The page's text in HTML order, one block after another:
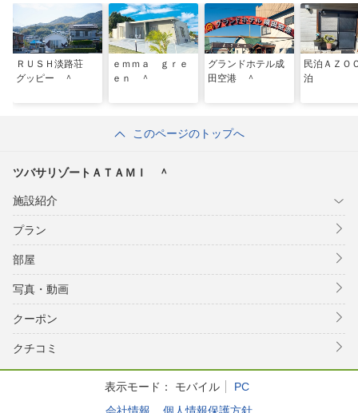
ＲＵＳＨ淡路荘
グッピー ＾
ｅｍｍａ ｇｒｅ
ｅｎ ＾
グランドホテル成
田空港 ＾
民泊ＡＺＯ
泊
このページのトップへ
ツバサリゾートＡＴＡＭＩ ＾
施設紹介
プラン
部屋
写真・動画
クーポン
クチコミ
表示モード： モバイル
PC